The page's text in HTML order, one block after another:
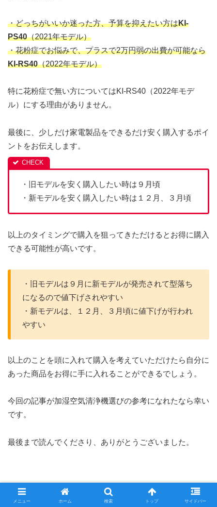
・どっちがいいか迷った方、予算を抑えたい方はKI-
PS40（2021年モデル）
・花粉症でお悩みで、プラスで2万円弱の出費が可能なら
KI-RS40（2022年モデル）
特に花粉症で無い方についてはKI-RS40（2022年モデ
ル）にする理由がありません。
最後に、少しだけ家電製品をできるだけ安く購入するポイ
ントをお伝えします。
・旧モデルを安く購入したい時は９月頃
・新モデルを安く購入したい時は１２月、３月頃
以上のタイミングで購入を狙ってきただけるとお得に購入
できる可能性が高いです。
・旧モデルは９月に新モデルが発売されて型落ち
になるので値下げされやすい
・新モデルは、１２月、３月頃に値下げが行われ
やすい
以上のことを頭に入れて購入を考えていただけたら自分に
あった商品をお得に手に入れることができるでしょう。
今回の記事が加湿空気清浄機選びの参考になれたなら幸い
です。
最後まで読んでくださり、ありがとうございました。
花粉をバッチリ取り除くKI-RS40はコチラ▼
メニュー ホーム 検索 トップ サイドバー